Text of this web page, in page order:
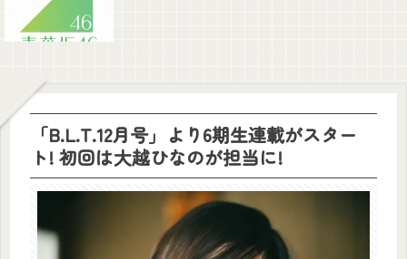
「B.L.T.12月号」より6期生連載がスター
ト! 初回は大越ひなのが担当に!